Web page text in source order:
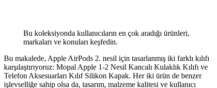
Bu koleksiyonda kullanıcıların en çok aradığı ürünleri,
markaları ve konuları keşfedin.
Bu makalede, Apple AirPods 2. nesil için tasarlanmış iki farklı kılıfı
karşılaştırıyoruz: Mopal Apple 1-2 Nesil Kancalı Kulaklık Kılıfı ve
Telefon Aksesuarları Kılıf Silikon Kapak. Her iki ürün de benzer
işlevselliğe sahip olsa da, tasarım, malzeme kalitesi ve kullanıcı